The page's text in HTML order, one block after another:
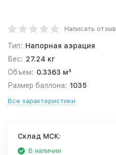
Написать отзыв
Тип: Напорная аэрация
Вес: 27.24 кг
Объем: 0.3363 м³
Размер баллона: 1035
Все характеристики
Cклад МСК:
В наличии